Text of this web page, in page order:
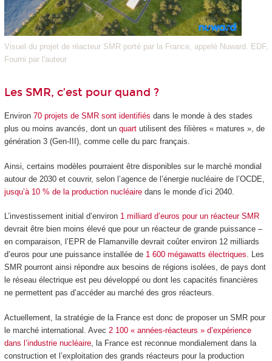
Visuel du projet de réacteur SMR porté par la France, appelé Nuward. EDF,
Fourni par l'auteur
Les SMR, c’est pour quand ?
Environ 70 projets de SMR sont identifiés dans le monde à des stades
plus ou moins avancés, dont un quartutilisent des filières « matures », de
génération 3 (Gen-III), comme celle du parc français.
Ainsi, certains modèles pourraient être disponibles sur le marché mondial
autour de 2030 et couvrir, selon l’agence de l’énergie nucléaire de l’OCDE,
jusqu’à 10 % de la production nucléairedans le monde d’ici 2040.
L’investissement initial d’environ 1 milliard d’euros pour un réacteur SMR
devrait être bien moins élevé que pour un réacteur de grande puissance –
en comparaison, l’EPR de Flamanville devrait coûter environ 12 milliards
d’euros pour une puissance installée de 1 600 mégawatts électriques. Les
SMR pourront ainsi répondre aux besoins de régions isolées, de pays dont
le réseau électrique est peu développé ou dont les capacités financières
ne permettent pas d’accéder au marché des gros réacteurs.
Actuellement, la stratégie de la France est donc de proposer un SMR pour
le marché international. Avec 2 100 « années-réacteurs » d’expérience
dans l’industrie nucléaire, la France est reconnue mondialement dans la
construction et l’exploitation des grands réacteurs pour la production